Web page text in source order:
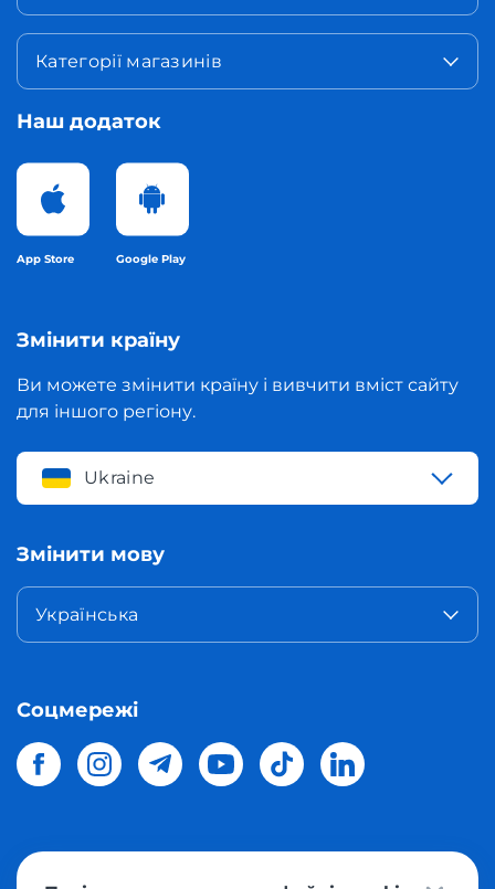
Категорії магазинів
Наш додаток
App Store Google Play
Змінити країну
Ви можете змінити країну і вивчити вміст сайту
для іншого регіону.
Ukraine
Змінити мову
Українська
Соцмережі